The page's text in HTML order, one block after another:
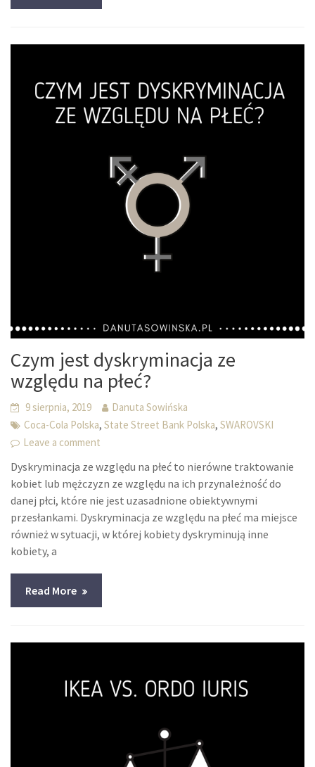
Czym jest dyskryminacja ze
względu na płeć?
9 sierpnia, 2019
Danuta Sowińska
Coca-Cola Polska,State Street Bank Polska,SWAROVSKI
Leave a comment
Dyskryminacja ze względu na płeć to nierówne traktowanie
kobiet lub mężczyzn ze względu na ich przynależność do
danej płci, które nie jest uzasadnione obiektywnymi
przesłankami. Dyskryminacja ze względu na płeć ma miejsce
również w sytuacji, w której kobiety dyskryminują inne
kobiety, a
Read More